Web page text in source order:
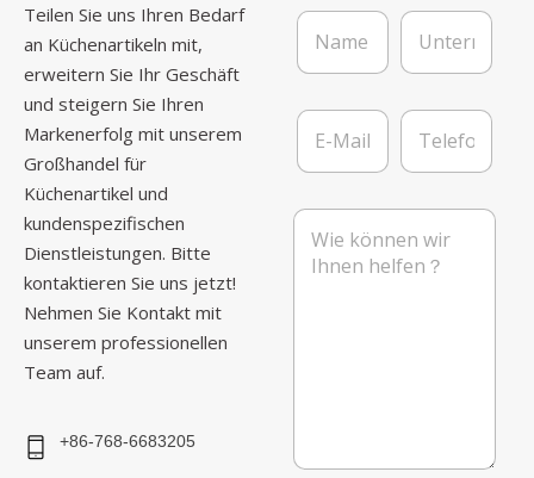
Teilen Sie uns Ihren Bedarf
an Küchenartikeln mit,
erweitern Sie Ihr Geschäft
und steigern Sie Ihren
Markenerfolg mit unserem
Großhandel für
Küchenartikel und
kundenspezifischen
Dienstleistungen. Bitte
kontaktieren Sie uns jetzt!
Nehmen Sie Kontakt mit
unserem professionellen
Team auf.
+86-768-6683205
N
m
*
U
t
r
h
n
E
M
i
T
l
f
o
n
N